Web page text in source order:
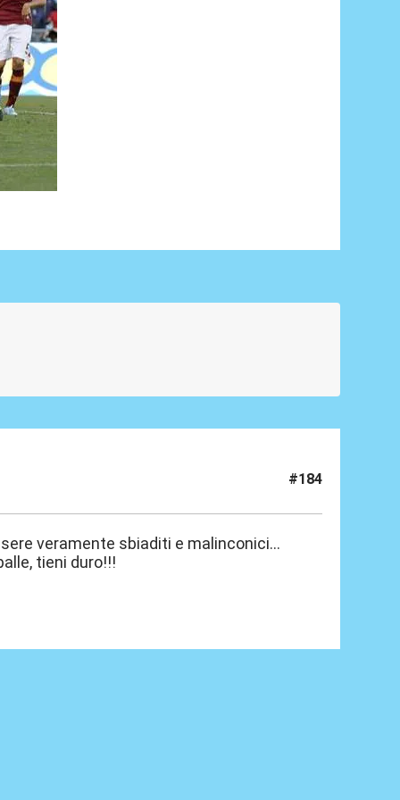
#184
veramente sbiaditi e malinconici...
tieni duro!!!